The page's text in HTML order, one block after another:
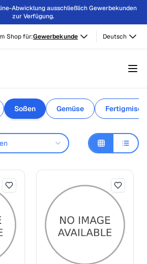
Abwicklung ausschließlich Gewerbekunden
zur Verfügung.
Shop für:Gewerbekunde Deutsch
Soßen Gemüse